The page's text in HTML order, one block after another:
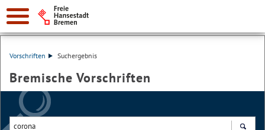
Vorschriften Suchergebnis
Bremische Vorschriften